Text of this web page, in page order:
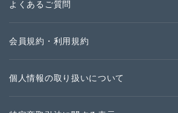
よくあるご質問
会員規約・利用規約
個人情報の取り扱いについて